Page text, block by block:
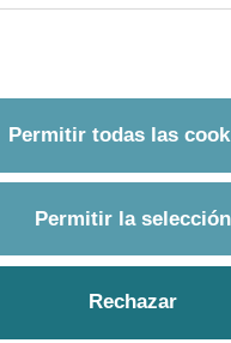
Permitir todas las
Permitir la selección
Rechazar